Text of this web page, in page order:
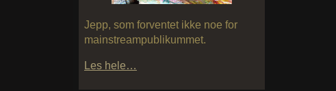
Jepp, som forventet ikke noe for
mainstreampublikummet.
Les hele…